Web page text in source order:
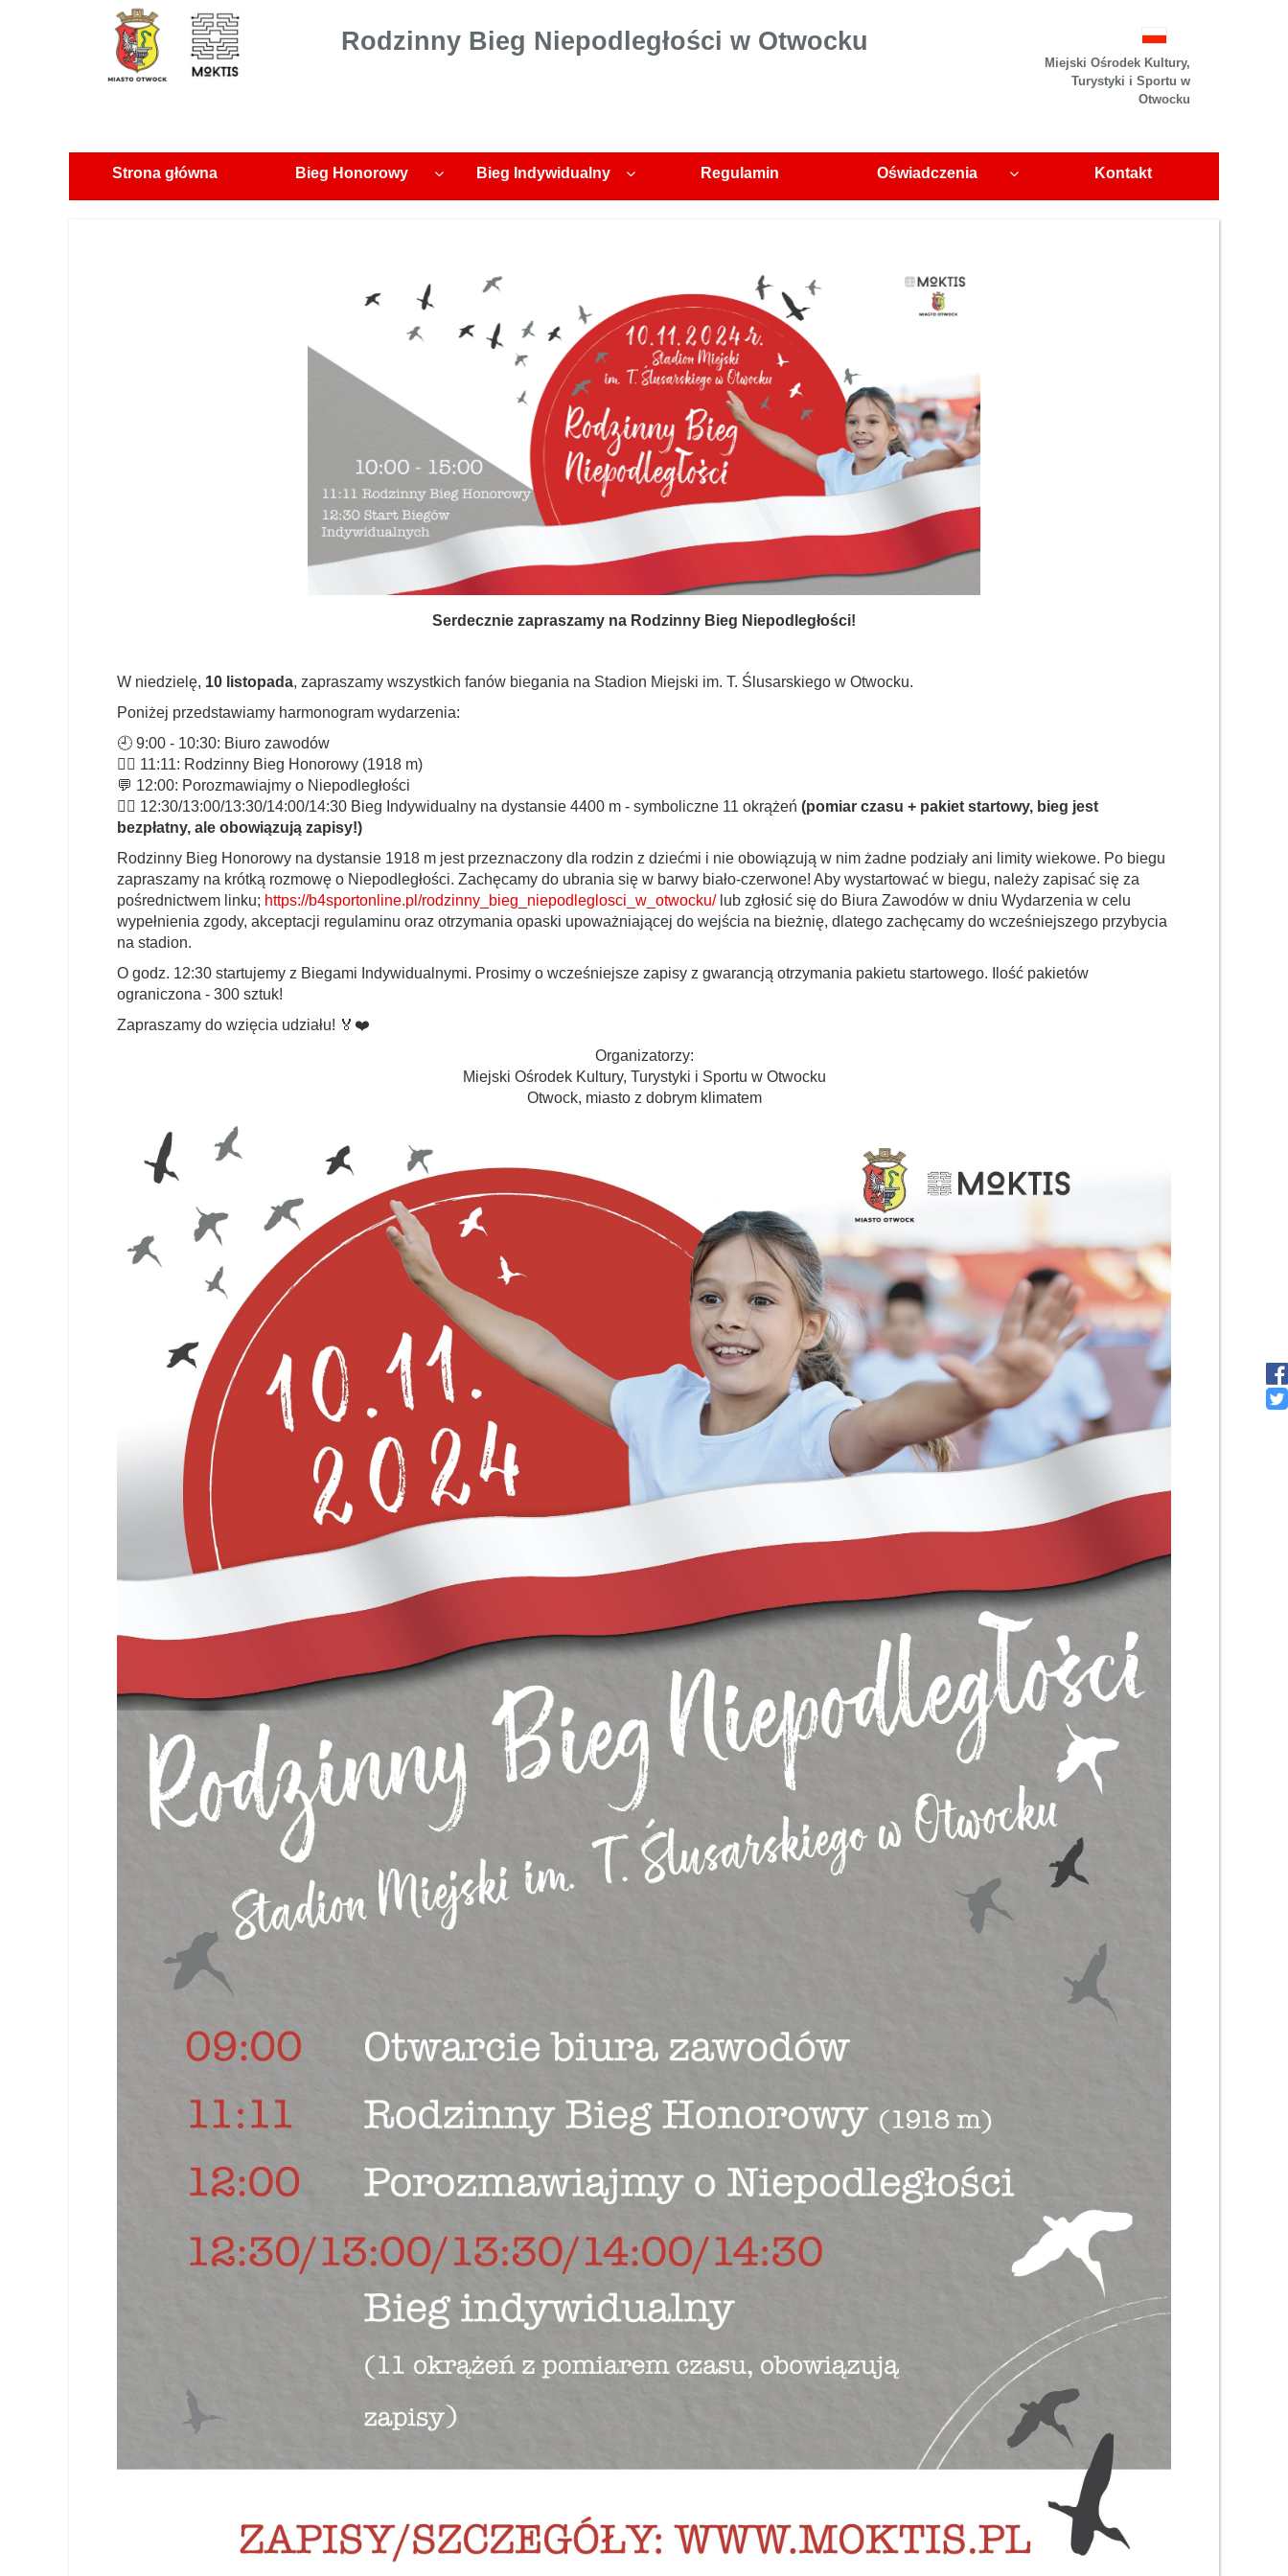
Rodzinny Bieg Niepodległości w Otwocku
Miejski Ośrodek Kultury,
Turystyki i Sportu w
Otwocku
Strona główna Bieg Honorowy Bieg Indywidualny Regulamin Oświadczenia Kontakt
Serdecznie zapraszamy na Rodzinny Bieg Niepodległości!
W niedzielę, 10 listopada, zapraszamy wszystkich fanów biegania na Stadion Miejski im. T. Ślusarskiego w Otwocku.
Poniżej przedstawiamy harmonogram wydarzenia:
🕘 9:00 - 10:30: Biuro zawodów
🏃‍♂️ 11:11: Rodzinny Bieg Honorowy (1918 m)
💬 12:00: Porozmawiajmy o Niepodległości
🏃‍♀️ 12:30/13:00/13:30/14:00/14:30 Bieg Indywidualny na dystansie 4400 m - symboliczne 11 okrążeń (pomiar czasu + pakiet startowy, bieg jest
bezpłatny, ale obowiązują zapisy!)
Rodzinny Bieg Honorowy na dystansie 1918 m jest przeznaczony dla rodzin z dziećmi i nie obowiązują w nim żadne podziały ani limity wiekowe. Po biegu
zapraszamy na krótką rozmowę o Niepodległości. Zachęcamy do ubrania się w barwy biało-czerwone! Aby wystartować w biegu, należy zapisać się za
pośrednictwem linku; https://b4sportonline.pl/rodzinny_bieg_niepodleglosci_w_otwocku/lub zgłosić się do Biura Zawodów w dniu Wydarzenia w celu
wypełnienia zgody, akceptacji regulaminu oraz otrzymania opaski upoważniającej do wejścia na bieżnię, dlatego zachęcamy do wcześniejszego przybycia
na stadion.
O godz. 12:30 startujemy z Biegami Indywidualnymi. Prosimy o wcześniejsze zapisy z gwarancją otrzymania pakietu startowego. Ilość pakietów
ograniczona - 300 sztuk!
Zapraszamy do wzięcia udziału! 🏅❤️
Organizatorzy:
Miejski Ośrodek Kultury, Turystyki i Sportu w Otwocku
Otwock, miasto z dobrym klimatem